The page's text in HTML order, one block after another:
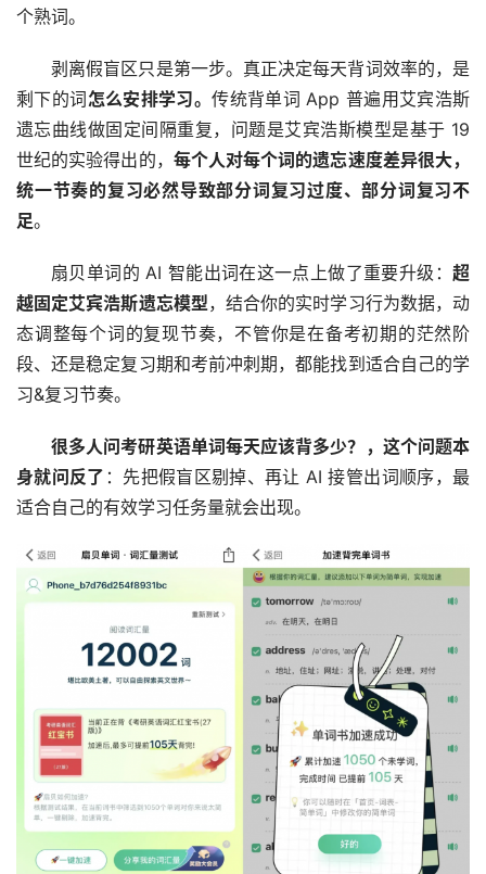
个熟词。
剥离假盲区只是第一步。真正决定每天背词效率的，是
剩下的词 怎么安排学习。传统背单词 App 普遍用艾宾浩斯
遗忘曲线做固定间隔重复，问题是艾宾浩斯模型是基于 19
世纪的实验得出的， 每个人对每个词的遗忘速度差异很大，
统一节奏的复习必然导致部分词复习过度、部分词复习不
足。
扇贝单词的 AI 智能出词在这一点上做了重要升级： 超
越固定艾宾浩斯遗忘模型，结合你的实时学习行为数据，动
态调整每个词的复现节奏，不管你是在备考初期的茫然阶
段、还是稳定复习期和考前冲刺期，都能找到适合自己的学
习&复习节奏。
很多人问考研英语单词每天应该背多少？，这个问题本
身就问反了 ：先把假盲区剔掉、再让 AI 接管出词顺序，最
适合自己的有效学习任务量就会出现。